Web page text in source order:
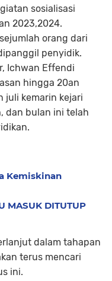
sosialisasi
2023,2024.
orang dari
penyidik.
Ichwan Effendi
hingga 20an
juli kemarin kejari
dan bulan ini telah
Kemiskinan
MASUK DITUTUP
dalam tahapan
terus mencari
ini.